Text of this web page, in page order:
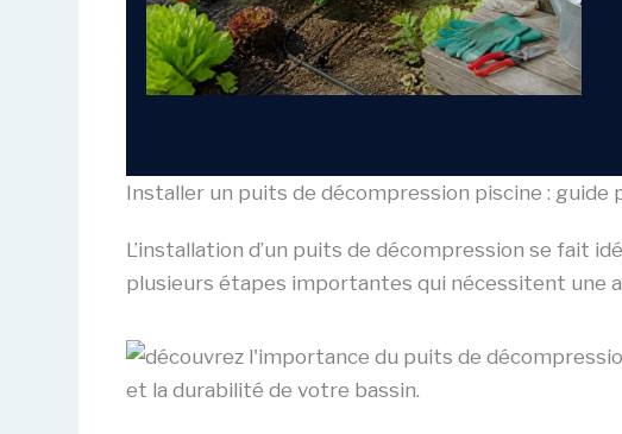
Installer un puits de décompression piscine : guide
L’installation d’un puits de décompression se fait
plusieurs étapes importantes qui nécessitent une